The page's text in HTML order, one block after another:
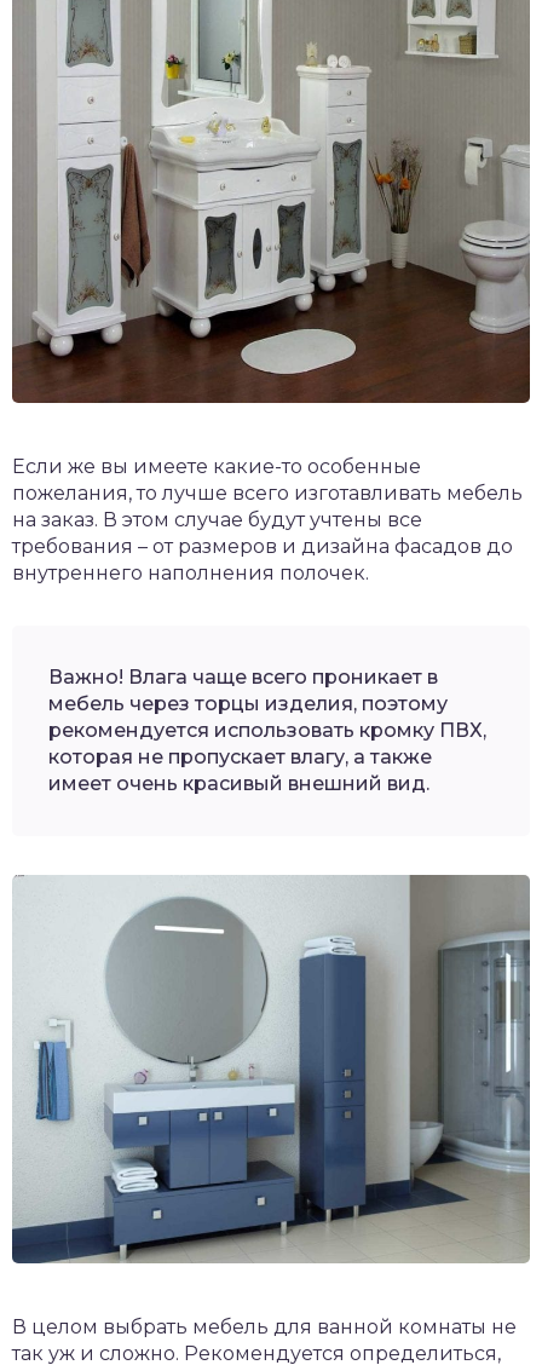
Если же вы имеете какие-то особенные
пожелания, то лучше всего изготавливать мебель
на заказ. В этом случае будут учтены все
требования – от размеров и дизайна фасадов до
внутреннего наполнения полочек.
Важно! Влага чаще всего проникает в
мебель через торцы изделия, поэтому
рекомендуется использовать кромку ПВХ,
которая не пропускает влагу, а также
имеет очень красивый внешний вид.
В целом выбрать мебель для ванной комнаты не
так уж и сложно. Рекомендуется определиться,